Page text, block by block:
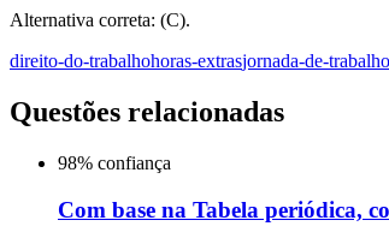
Alternativa correta: (C).
direito-do-trabalhohoras-extrasjornada-de-trabalho
Questões relacionadas
98% confiança
Com base na Tabela periódica,